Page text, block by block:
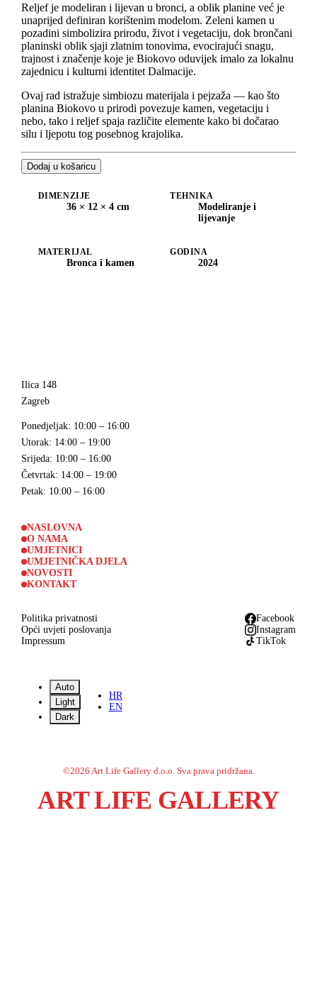
Reljef je modeliran i lijevan u bronci, a oblik planine već je
unaprijed definiran korištenim modelom. Zeleni kamen u
pozadini simbolizira prirodu, život i vegetaciju, dok brončani
planinski oblik sjaji zlatnim tonovima, evocirajući snagu,
trajnost i značenje koje je Biokovo oduvijek imalo za lokalnu
zajednicu i kulturni identitet Dalmacije.
Ovaj rad istražuje simbiozu materijala i pejzaža — kao što
planina Biokovo u prirodi povezuje kamen, vegetaciju i
nebo, tako i reljef spaja različite elemente kako bi dočarao
silu i ljepotu tog posebnog krajolika.
Dodaj u košaricu
DIMENZIJE
36 × 12 × 4 cm
TEHNIKA
Modeliranje i
lijevanje
MATERIJAL
Bronca i kamen
GODINA
2024
Ilica 148
Zagreb
Ponedjeljak: 10:00 – 16:00
Utorak: 14:00 – 19:00
Srijeda: 10:00 – 16:00
Četvrtak: 14:00 – 19:00
Petak: 10:00 – 16:00
NASLOVNA
O NAMA
UMJETNICI
UMJETNIČKA DJELA
NOVOSTI
KONTAKT
Politika privatnosti
Opći uvjeti poslovanja
Impressum
Facebook
Instagram
TikTok
Auto
Light
Dark
HR
EN
©2026 Art Life Gallery d.o.o. Sva prava pridržana.
ART LIFE GALLERY